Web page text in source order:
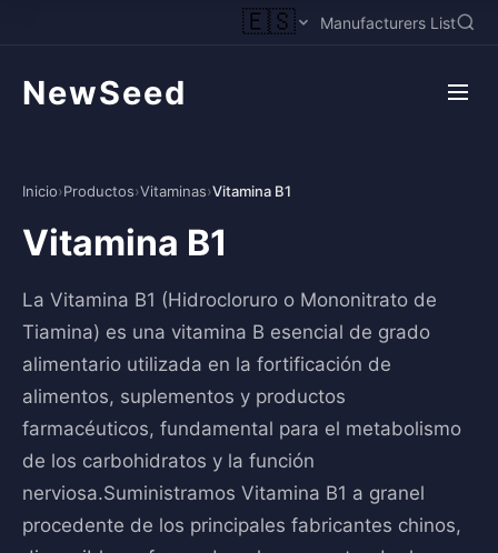
🇪🇸 Manufacturers List
NewSeed
Inicio›Productos›Vitaminas›Vitamina B1
Vitamina B1
La Vitamina B1 (Hidrocloruro o Mononitrato de
Tiamina) es una vitamina B esencial de grado
alimentario utilizada en la fortificación de
alimentos, suplementos y productos
farmacéuticos, fundamental para el metabolismo
de los carbohidratos y la función
nerviosa.Suministramos Vitamina B1 a granel
procedente de los principales fabricantes chinos,